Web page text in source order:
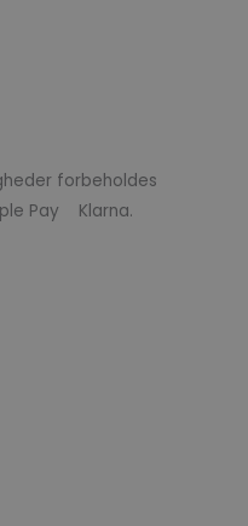
forbeholdes
Pay Klarna.